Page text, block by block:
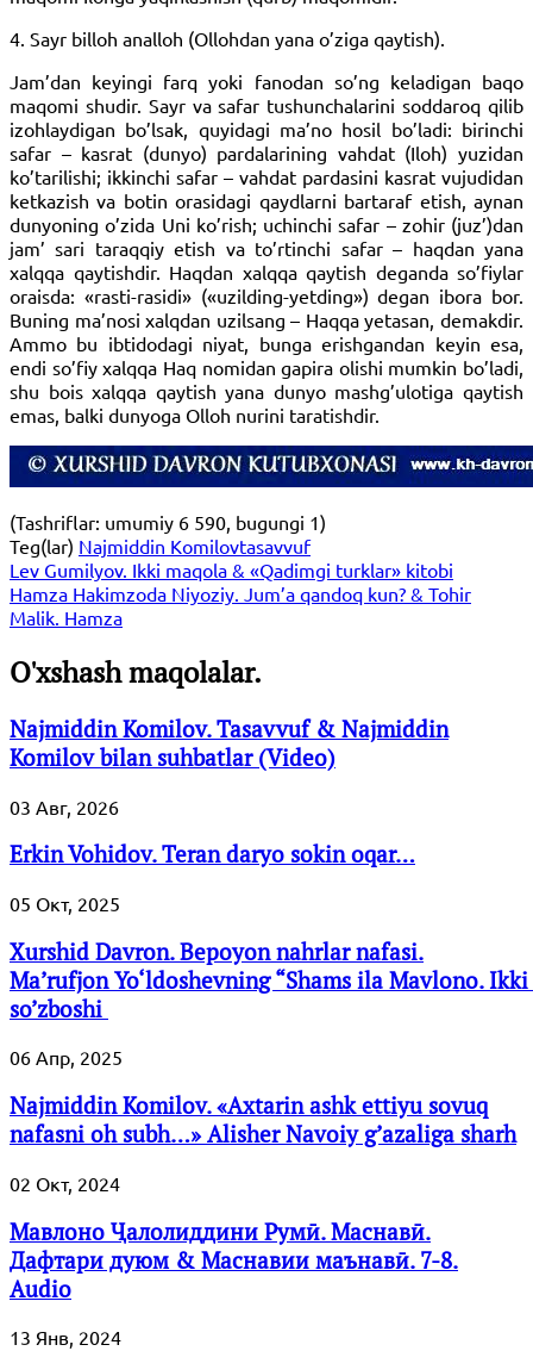
4. Sayr billoh analloh (Ollohdan yana o’ziga qaytish).
Jam’dan keyingi farq yoki fanodan so’ng keladigan baqo
maqomi shudir. Sayr va safar tushunchalarini soddaroq qilib
izohlaydigan bo’lsak, quyidagi ma’no hosil bo’ladi: birinchi
safar – kasrat (dunyo) pardalarining vahdat (Iloh) yuzidan
ko’tarilishi; ikkinchi safar – vahdat pardasini kasrat vujudidan
ketkazish va botin orasidagi qaydlarni bartaraf etish, aynan
dunyoning o’zida Uni ko’rish; uchinchi safar – zohir (juz’)dan
jam’ sari taraqqiy etish va to’rtinchi safar – haqdan yana
xalqqa qaytishdir. Haqdan xalqqa qaytish deganda so’fiylar
oraisda: «rasti-rasidi» («uzilding-yetding») degan ibora bor.
Buning ma’nosi xalqdan uzilsang – Haqqa yetasan, demakdir.
Ammo bu ibtidodagi niyat, bunga erishgandan keyin esa,
endi so’fiy xalqqa Haq nomidan gapira olishi mumkin bo’ladi,
shu bois xalqqa qaytish yana dunyo mashg’ulotiga qaytish
emas, balki dunyoga Olloh nurini taratishdir.
(Tashriflar: umumiy 6 590, bugungi 1)
Teg(lar) Najmiddin Komilovtasavvuf
Lev Gumilyov. Ikki maqola & «Qadimgi turklar» kitobi
Hamza Hakimzoda Niyoziy. Jum’a qandoq kun? & Tohir
Malik. Hamza
O'xshash maqolalar.
Najmiddin Komilov. Tasavvuf & Najmiddin
Komilov bilan suhbatlar (Video)
03 Авг, 2026
Erkin Vohidov. Teran daryo sokin oqar…
05 Окт, 2025
Xurshid Davron. Bepoyon nahrlar nafasi.
Ma’rufjon Yo‘ldoshevning “Shams ila Mavlono.
so’zboshi
06 Апр, 2025
Najmiddin Komilov. «Axtarin ashk ettiyu sovuq
nafasni oh subh…» Alisher Navoiy g’azaliga sharh
02 Окт, 2024
Мавлоно Ҷалолиддини Румӣ. Маснавӣ.
Дафтари дуюм & Маснавии маънавӣ. 7-8.
Audio
13 Янв, 2024